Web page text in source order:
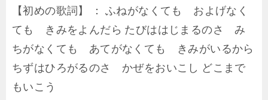
【初めの歌詞】 ： ふねがなくても およげなく
ても きみをよんだら たびははじまるのさ み
ちがなくても あてがなくても きみがいるから
ちずはひろがるのさ かぜをおいこし どこまで
もいこう